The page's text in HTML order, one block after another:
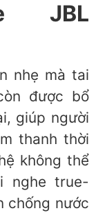
JBL
nhẹ mà tai
được bổ
giúp người
thanh thời
không thể
nghe true-
chống nước